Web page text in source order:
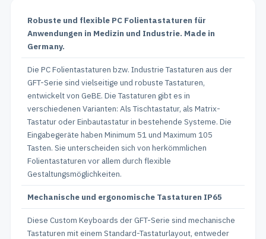
Robuste und flexible PC Folientastaturen für
Anwendungen in Medizin und Industrie. Made in
Germany.
Die PC Folientastaturen bzw. Industrie Tastaturen aus der
GFT-Serie sind vielseitige und robuste Tastaturen,
entwickelt von GeBE. Die Tastaturen gibt es in
verschiedenen Varianten: Als Tischtastatur, als Matrix-
Tastatur oder Einbautastatur in bestehende Systeme. Die
Eingabegeräte haben Minimum 51 und Maximum 105
Tasten. Sie unterscheiden sich von herkömmlichen
Folientastaturen vor allem durch flexible
Gestaltungsmöglichkeiten.
Mechanische und ergonomische Tastaturen IP65
Diese Custom Keyboards der GFT-Serie sind mechanische
Tastaturen mit einem Standard-Tastaturlayout, entweder